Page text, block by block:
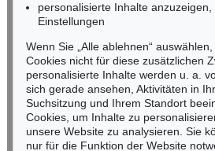
Keine Auktion mehr
Wir informieren Sie
Jetzt zum Newsletter
personalisierte Inhalte
Einstellungen
Wenn Sie „Alle ablehnen“
Cookies nicht für diese zusätzlichen
personalisierte Inhalte werden u. a.
sich gerade ansehen, Aktivitäten in
Suchsitzung und Ihrem Standort
Cookies, um Inhalte zu
unsere Website zu analysieren. Sie
nur für die Funktion der Website